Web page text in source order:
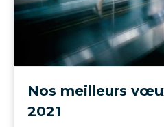
Nos meilleurs
2021